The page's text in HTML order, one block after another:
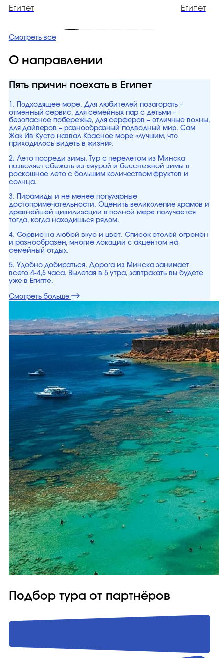
Египет Египет
Смотреть все
О направлении
Пять причин поехать в Египет
1. Подходящее море. Для любителей позагорать –
отменный сервис, для семейных пар с детьми –
безопасное побережье, для серферов – отличные волны,
для дайверов – разнообразный подводный мир. Сам
Жак Ив Кусто назвал Красное море «лучшим, что
приходилось видеть в жизни».
2. Лето посреди зимы. Тур с перелетом из Минска
позволяет сбежать из хмурой и бесснежной зимы в
роскошное лето с большим количеством фруктов и
солнца.
3. Пирамиды и не менее популярные
достопримечательности. Оценить великолепие храмов и
древнейшей цивилизации в полной мере получается
тогда, когда находишься рядом.
4. Сервис на любой вкус и цвет. Список отелей огромен
и разнообразен, многие локации с акцентом на
семейный отдых.
5. Удобно добираться. Дорога из Минска занимает
всего 4-4,5 часа. Вылетая в 5 утра, завтракать вы будете
уже в Египте.
Смотреть больше
Подбор тура от партнёров